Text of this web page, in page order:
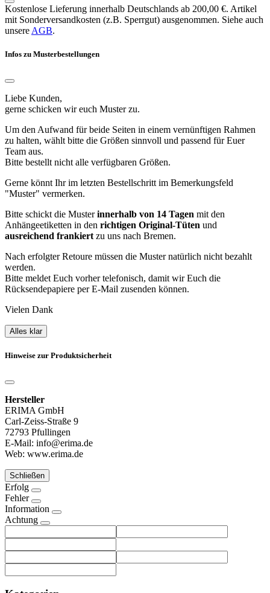
Kostenlose Lieferung innerhalb Deutschlands ab 200,00 €. Artikel
mit Sonderversandkosten (z.B. Sperrgut) ausgenommen. Siehe auch
unsere AGB.
Infos zu Musterbestellungen
Liebe Kunden,
gerne schicken wir euch Muster zu.
Um den Aufwand für beide Seiten in einem vernünftigen Rahmen
zu halten, wählt bitte die Größen sinnvoll und passend für Euer
Team aus.
Bitte bestellt nicht alle verfügbaren Größen.
Gerne könnt Ihr im letzten Bestellschritt im Bemerkungsfeld
"Muster" vermerken.
Bitte schickt die Musterinnerhalb von 14 Tagen mit den
Anhängeetiketten in den richtigen Original-Tüten und
ausreichend frankiert zu uns nach Bremen.
Nach erfolgter Retoure müssen die Muster natürlich nicht bezahlt
werden.
Bitte meldet Euch vorher telefonisch, damit wir Euch die
Rücksendepapiere per E-Mail zusenden können.
Vielen Dank
Alles klar
Hinweise zur Produktsicherheit
Hersteller
ERIMA GmbH
Carl-Zeiss-Straße 9
72793 Pfullingen
E-Mail: info@erima.de
Web: www.erima.de
Schließen
Erfolg
Fehler
Information
Achtung